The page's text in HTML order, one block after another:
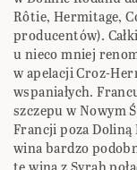
Rôtie, Hermitage,
producentów).
u nieco mniej
w apelacji Croz-
wspaniałych.
szczepu w Nowym
Francji poza Doliną
wina bardzo